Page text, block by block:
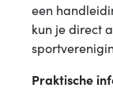
een
kun je direct
Praktische